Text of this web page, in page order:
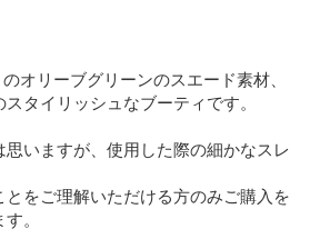
オリーブグリーンのスエード素材、
タイリッシュなブーティです。
いますが、使用した際の細かなスレ
をご理解いただける方のみご購入を
。